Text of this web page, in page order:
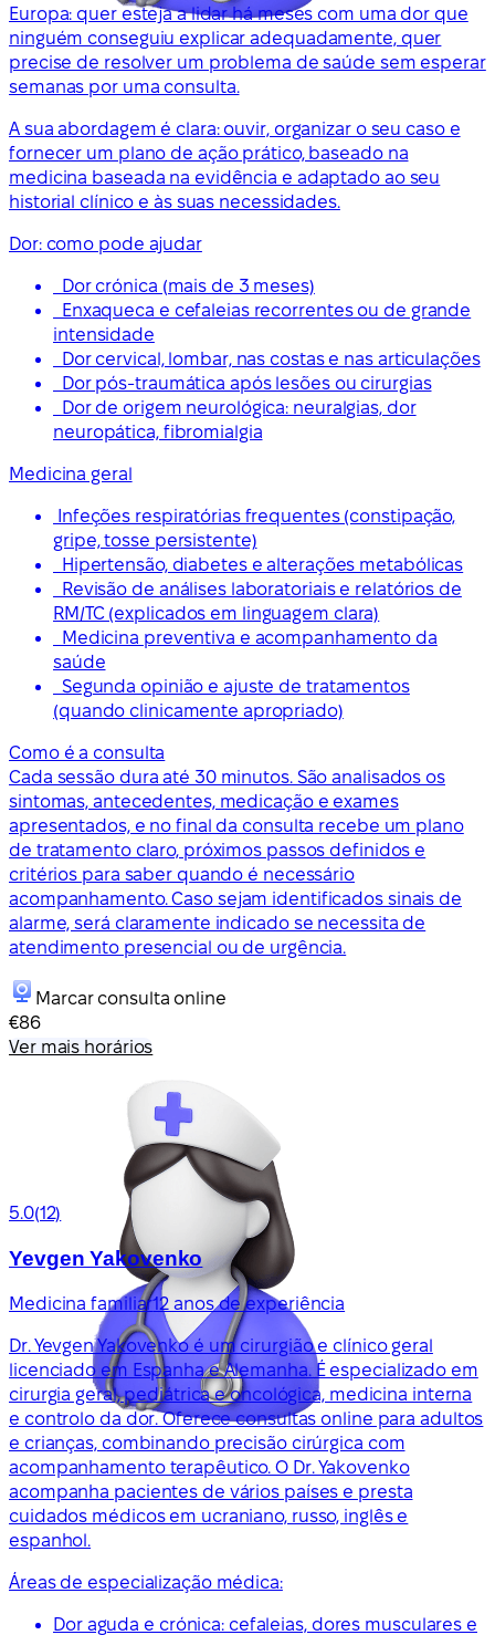
Europa: quer esteja a lidar há meses com uma dor que
ninguém conseguiu explicar adequadamente, quer
precise de resolver um problema de saúde sem esperar
semanas por uma consulta.
A sua abordagem é clara: ouvir, organizar o seu caso e
fornecer um plano de ação prático, baseado na
medicina baseada na evidência e adaptado ao seu
historial clínico e às suas necessidades.
Dor: como pode ajudar
Dor crónica (mais de 3 meses)
Enxaqueca e cefaleias recorrentes ou de grande
intensidade
Dor cervical, lombar, nas costas e nas articulações
Dor pós-traumática após lesões ou cirurgias
Dor de origem neurológica: neuralgias, dor
neuropática, fibromialgia
Medicina geral
Infeções respiratórias frequentes (constipação,
gripe, tosse persistente)
Hipertensão, diabetes e alterações metabólicas
Revisão de análises laboratoriais e relatórios de
RM/TC (explicados em linguagem clara)
Medicina preventiva e acompanhamento da
saúde
Segunda opinião e ajuste de tratamentos
(quando clinicamente apropriado)
Como é a consulta
Cada sessão dura até 30 minutos. São analisados os
sintomas, antecedentes, medicação e exames
apresentados, e no final da consulta recebe um plano
de tratamento claro, próximos passos definidos e
critérios para saber quando é necessário
acompanhamento. Caso sejam identificados sinais de
alarme, será claramente indicado se necessita de
atendimento presencial ou de urgência.
Marcar consulta online
€86
Ver mais horários
5.0(12)
Yevgen Yakovenko
Medicina familiar12 anos de experiência
Dr. Yevgen Yakovenko é um cirurgião e clínico geral
licenciado em Espanha e Alemanha. É especializado em
cirurgia geral, pediátrica e oncológica, medicina interna
e controlo da dor. Oferece consultas online para adultos
e crianças, combinando precisão cirúrgica com
acompanhamento terapêutico. O Dr. Yakovenko
acompanha pacientes de vários países e presta
cuidados médicos em ucraniano, russo, inglês e
espanhol.
Áreas de especialização médica:
Dor aguda e crónica: cefaleias, dores musculares e